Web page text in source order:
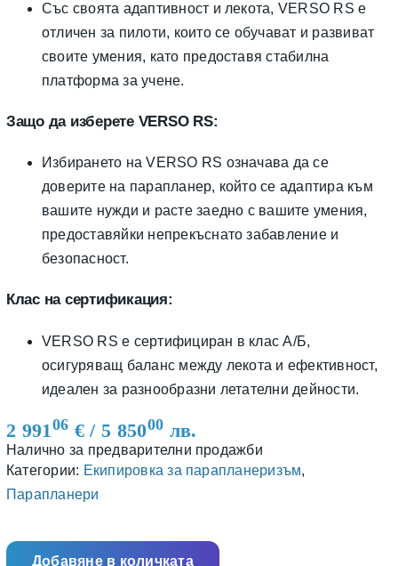
Със своята адаптивност и лекота, VERSO RS е
отличен за пилоти, които се обучават и развиват
своите умения, като предоставя стабилна
платформа за учене.
Защо да изберете VERSO RS:
Избирането на VERSO RS означава да се
доверите на парапланер, който се адаптира към
вашите нужди и расте заедно с вашите умения,
предоставяйки непрекъснато забавление и
безопасност.
Клас на сертификация:
VERSO RS е сертифициран в клас A/Б,
осигуряващ баланс между лекота и ефективност,
идеален за разнообразни летателни дейности.
2 991 06 € / 5 85000 лв.
Налично за предварителни продажби
Категории: Екипировка за парапланеризъм,
Парапланери
Добавяне в количката